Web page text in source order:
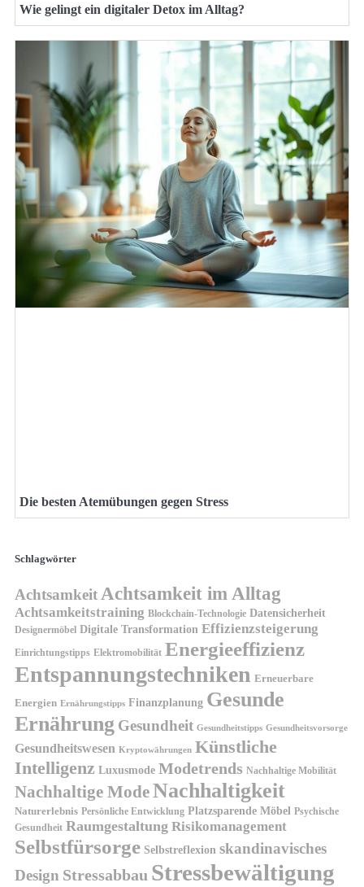
Wie gelingt ein digitaler Detox im Alltag?
Die besten Atemübungen gegen Stress
Schlagwörter
AchtsamkeitAchtsamkeit im Alltag
Achtsamkeitstraining Blockchain-Technologie Datensicherheit
Designermöbel Digitale Transformation Effizienzsteigerung
Einrichtungstipps Elektromobilität Energieeffizienz
Entspannungstechniken Erneuerbare
Energien Ernährungstipps Finanzplanung Gesunde
Ernährung Gesundheit Gesundheitstipps Gesundheitsvorsorge
Gesundheitswesen Kryptowährungen Künstliche
Intelligenz Luxusmode Modetrends Nachhaltige Mobilität
Nachhaltige ModeNachhaltigkeit
Naturerlebnis Persönliche Entwicklung Platzsparende Möbel Psychische
Gesundheit Raumgestaltung Risikomanagement
Selbstfürsorge Selbstreflexion skandinavisches
Design Stressabbau Stressbewältigung